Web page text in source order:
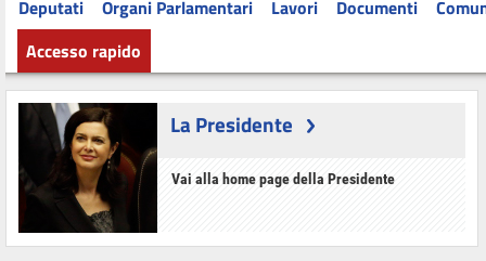
Deputati Organi Parlamentari Lavori Documenti
Accesso rapido
La Presidente
Vai alla home page della Presidente